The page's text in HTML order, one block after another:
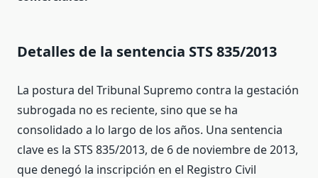
Detalles de la sentencia STS 835/2013
La postura del Tribunal Supremo contra la gestación
subrogada no es reciente, sino que se ha
consolidado a lo largo de los años. Una sentencia
clave es la STS 835/2013, de 6 de noviembre de 2013,
que denegó la inscripción en el Registro Civil